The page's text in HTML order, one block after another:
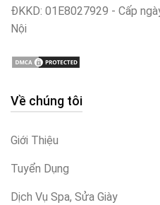
ĐKKD: 01E8027929 - Cấp
Nội
Về chúng tôi
Giới Thiệu
Tuyển Dụng
Dịch Vụ Spa, Sửa Giày